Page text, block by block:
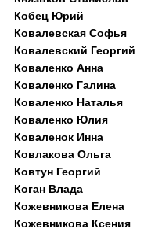
Кобец Юрий
Ковалевская Софья
Ковалевский Георгий
Коваленко Анна
Коваленко Галина
Коваленко Наталья
Коваленко Юлия
Коваленок Инна
Ковлакова Ольга
Ковтун Георгий
Коган Влада
Кожевникова Елена
Кожевникова Ксения